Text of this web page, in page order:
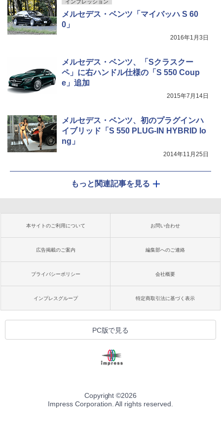
インプレッション
メルセデス・ベンツ「マイバッハ S 60
0」
2016年1月3日
メルセデス・ベンツ、「Sクラスクー
ペ」に右ハンドル仕様の「S 550 Coup
e」追加
2015年7月14日
メルセデス・ベンツ、初のプラグインハ
イブリッド「S 550 PLUG-IN HYBRID lo
ng」
2014年11月25日
もっと関連記事を見る
本サイトのご利用について お問い合わせ
広告掲載のご案内 編集部へのご連絡
プライバシーポリシー 会社概要
インプレスグループ 特定商取引法に基づく表示
PC版で見る
Copyright ©2026
Impress Corporation. All rights reserved.